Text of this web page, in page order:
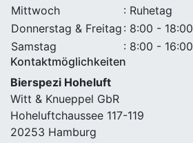
Mittwoch
: Ruhetag
Donnerstag & Freitag : 8:00 - 18:00
Samstag
: 8:00 - 16:00
Kontaktmöglichkeiten
Bierspezi Hoheluft
Witt & Knueppel GbR
Hoheluftchaussee 117-119
20253 Hamburg